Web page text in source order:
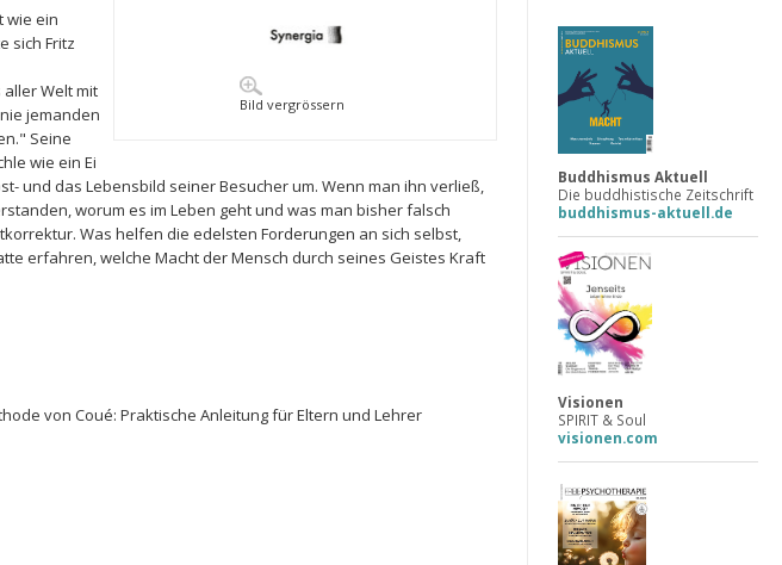
Bild vergrössern
wie ein
sich Fritz
Welt mit
jemanden
Seine
wie ein Ei
und das Lebensbild seiner Besucher um. Wenn man ihn verließ,
worum es im Leben geht und was man bisher falsch
Was helfen die edelsten Forderungen an sich selbst,
erfahren, welche Macht der Mensch durch seines Geistes Kraft
von Coué: Praktische Anleitung für Eltern und Lehrer
Buddhismus Aktuell
Die buddhistische Zeitschrift
buddhismus-aktuell.de
Visionen
SPIRIT & Soul
visionen.com